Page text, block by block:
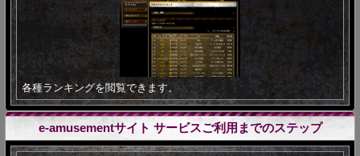
各種ランキングを閲覧できます。
e-amusementサイト サービスご利用までのステップ